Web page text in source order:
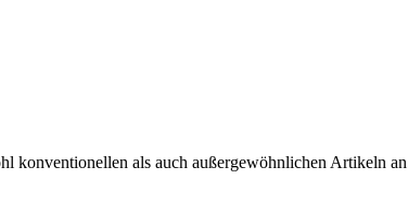
als auch außergewöhnlichen Artikeln